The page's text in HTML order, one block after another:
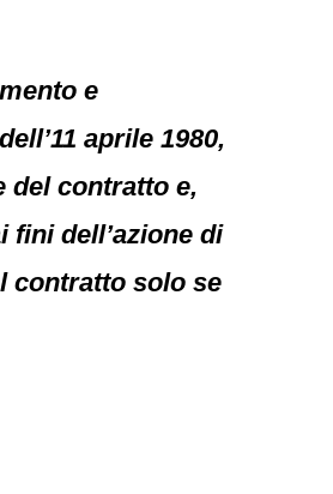
e
aprile 1980,
del contratto e,
fini dell’azione di
contratto solo se